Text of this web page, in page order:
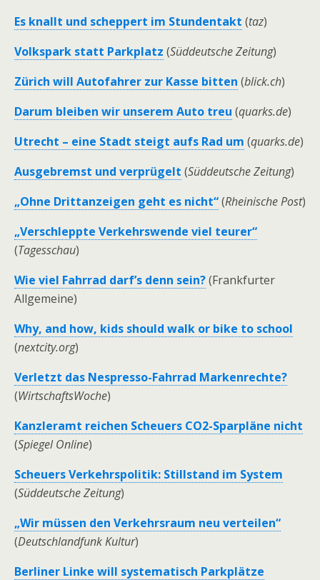
Es knallt und scheppert im Stundentakt (taz)
Volkspark statt Parkplatz (Süddeutsche Zeitung)
Zürich will Autofahrer zur Kasse bitten (blick.ch)
Darum bleiben wir unserem Auto treu (quarks.de)
Utrecht – eine Stadt steigt aufs Rad um (quarks.de)
Ausgebremst und verprügelt (Süddeutsche Zeitung)
„Ohne Drittanzeigen geht es nicht“(Rheinische Post)
„Verschleppte Verkehrswende viel teurer“
(Tagesschau)
Wie viel Fahrrad darf’s denn sein?(Frankfurter
Allgemeine)
Why, and how, kids should walk or bike to school
(nextcity.org)
Verletzt das Nespresso-Fahrrad Markenrechte?
(WirtschaftsWoche)
Kanzleramt reichen Scheuers CO2-Sparpläne nicht
(Spiegel Online)
Scheuers Verkehrspolitik: Stillstand im System
(Süddeutsche Zeitung)
„Wir müssen den Verkehrsraum neu verteilen“
(Deutschlandfunk Kultur)
Berliner Linke will systematisch Parkplätze